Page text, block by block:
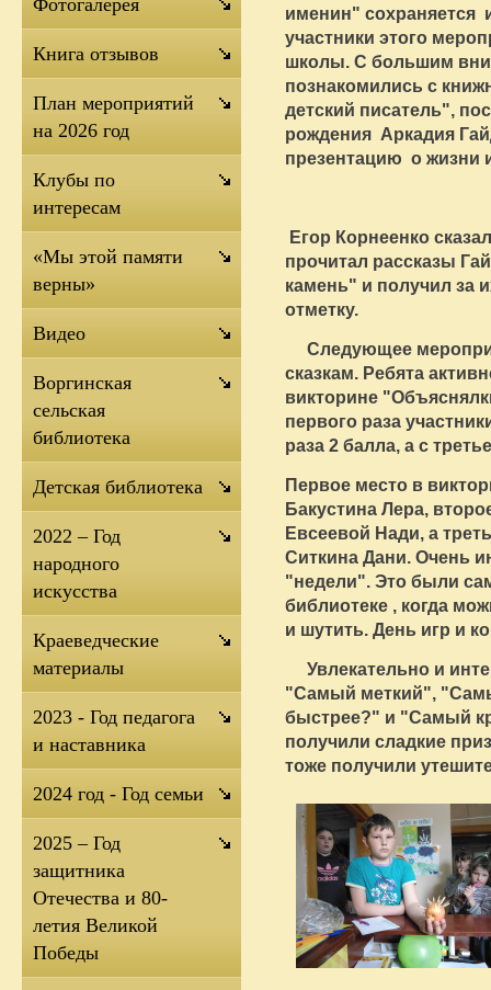
именин" сохраняется
участники этого
школы. С большим
познакомились с
детский писатель",
рождения Аркадия
презентацию о жизни
Егор Корнеенко
прочитал рассказы
камень" и получил за
отметку.
Следующее
сказкам. Ребята
викторине
первого раза
раза 2 балла, а с
Первое место в
Бакустина Лера,
Евсеевой Нади, а
Ситкина Дани. Очень
"недели". Это были
библиотеке , когда
и шутить. День игр и
Увлекательно и
"Самый меткий",
быстрее?" и "Самый
получили сладкие
тоже получили
Фотогалерея
Книга отзывов
План мероприятий
на 2026 год
Клубы по
интересам
«Мы этой памяти
верны»
Видео
Воргинская
сельская
библиотека
Детская библиотека
2022 – Год
народного
искусства
Краеведческие
материалы
2023 - Год педагога
и наставника
2024 год - Год семьи
2025 – Год
защитника
Отечества и 80-
летия Великой
Победы